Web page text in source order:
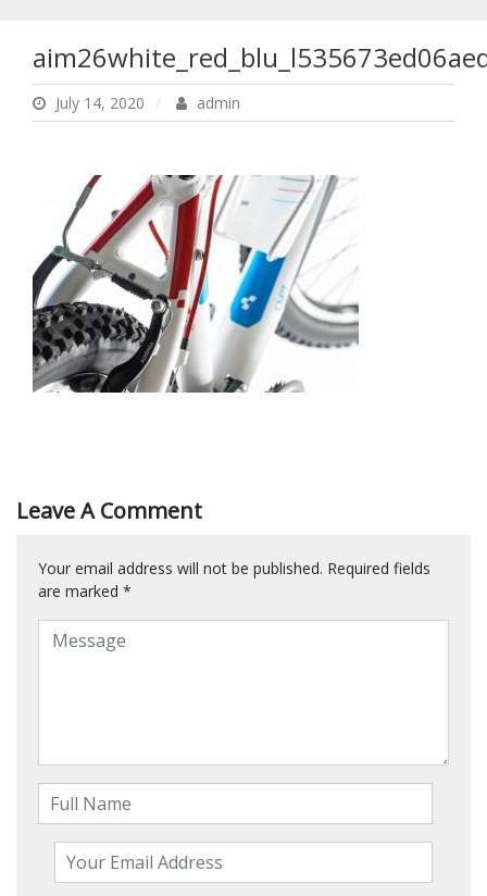
July 14, 2020 admin
Leave A Comment
Your email address will not be published. Required fields
are marked *